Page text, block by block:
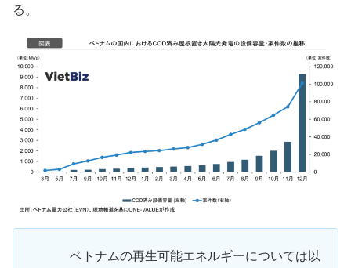
る。
ベトナムの再生可能エネルギーについては以